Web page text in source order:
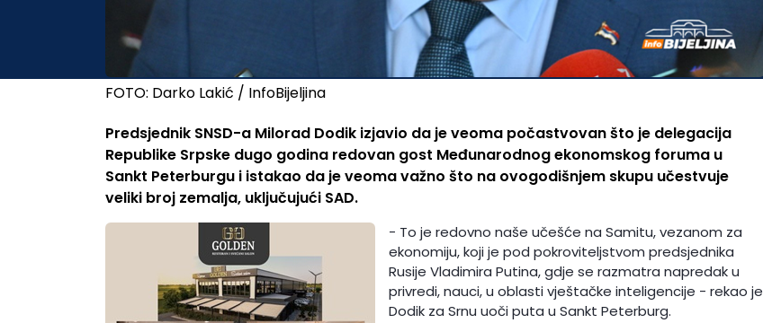
FOTO: Darko Lakić / InfoBijeljina
Predsjednik SNSD-a Milorad Dodik izjavio da je veoma počastvovan što je delegacija
Republike Srpske dugo godina redovan gost Međunarodnog ekonomskog foruma u
Sankt Peterburgu i istakao da je veoma važno što na ovogodišnjem skupu učestvuje
veliki broj zemalja, uključujući SAD.
- To je redovno naše učešće na Samitu, vezanom za
ekonomiju, koji je pod pokroviteljstvom predsjednika
Rusije Vladimira Putina, gdje se razmatra napredak u
privredi, nauci, u oblasti vještačke inteligencije - rekao je
Dodik za Srnu uoči puta u Sankt Peterburg.